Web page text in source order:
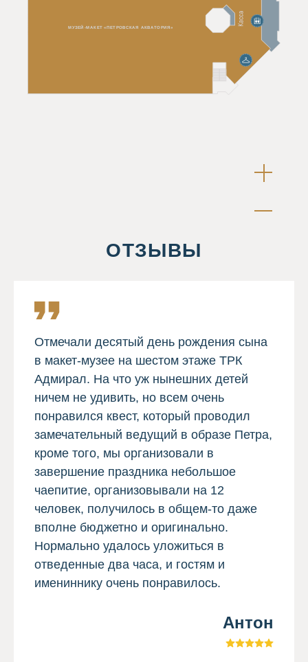
МУЗЕЙ-МАКЕТ «ПЕТРОВСКАЯ АКВАТОРИЯ»
ОТЗЫВЫ
Отмечали десятый день рождения сына
в макет-музее на шестом этаже ТРК
Адмирал. На что уж нынешних детей
ничем не удивить, но всем очень
понравился квест, который проводил
замечательный ведущий в образе Петра,
кроме того, мы организовали в
завершение праздника небольшое
чаепитие, организовывали на 12
человек, получилось в общем-то даже
вполне бюджетно и оригинально.
Нормально удалось уложиться в
отведенные два часа, и гостям и
имениннику очень понравилось.
Антон